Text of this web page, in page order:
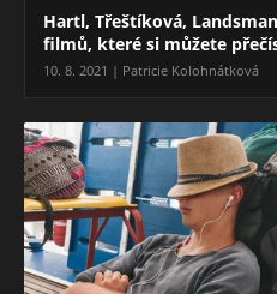
Hartl, Třeštíková,
filmů, které si můžete
10. 8. 2021 | Patricie Kolohnátková